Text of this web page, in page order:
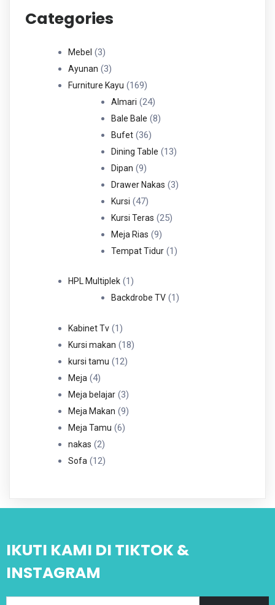
Categories
Mebel 33
Produk
Ayunan 33
Produk
Furniture Kayu 169169
Produk
Almari 2424
Produk
Bale Bale 88
Bufet 3636
Produk
Dining Table 1313
Dipan 99
Produk
Drawer Nakas 33
Kursi 4747
Produk
Kursi Teras 2525
Meja Rias 99
Produk
Tempat Tidur 11
HPL Multiplek 11
Produk
Backdrobe TV 11
Kabinet Tv 11
Produk
Kursi makan 1818
kursi tamu 1212
Meja 44
Produk
Meja belajar 33
Produk
Meja Makan 99
Meja Tamu 66
nakas 22
Produk
Sofa 1212
IKUTI KAMI DI TIKTOK &
INSTAGRAM